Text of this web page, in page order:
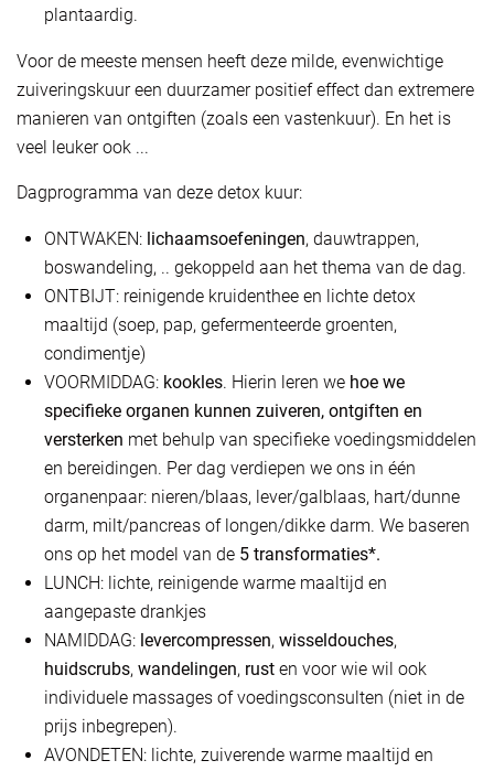
plantaardig.
Voor de meeste mensen heeft deze milde, evenwichtige
zuiveringskuur een duurzamer positief effect dan extremere
manieren van ontgiften (zoals een vastenkuur). En het is
veel leuker ook ...
Dagprogramma van deze detox kuur:
ONTWAKEN: lichaamsoefeningen, dauwtrappen,
boswandeling, .. gekoppeld aan het thema van de dag.
ONTBIJT: reinigende kruidenthee en lichte detox
maaltijd (soep, pap, gefermenteerde groenten,
condimentje)
VOORMIDDAG: kookles. Hierin leren we hoe we
specifieke organen kunnen zuiveren, ontgiften en
versterken met behulp van specifieke voedingsmiddelen
en bereidingen. Per dag verdiepen we ons in één
organenpaar: nieren/blaas, lever/galblaas, hart/dunne
darm, milt/pancreas of longen/dikke darm. We baseren
ons op het model van de 5 transformaties*.
LUNCH: lichte, reinigende warme maaltijd en
aangepaste drankjes
NAMIDDAG: levercompressen, wisseldouches,
huidscrubs, wandelingen, rust en voor wie wil ook
individuele massages of voedingsconsulten (niet in de
prijs inbegrepen).
AVONDETEN: lichte, zuiverende warme maaltijd en